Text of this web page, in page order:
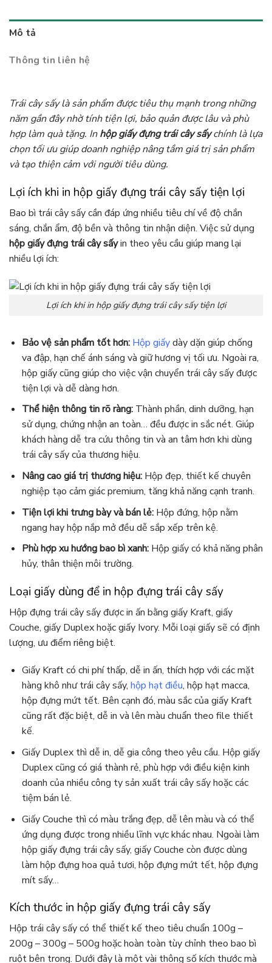
Mô tả
Thông tin liên hệ
Trái cây sấy là sản phẩm được tiêu thụ mạnh trong những
năm gần đây nhờ tính tiện lợi, bảo quản được lâu và phù
hợp làm quà tặng. Inhộp giấy đựng trái cây sấychính là lựa
chọn tối ưu giúp doanh nghiệp nâng tầm giá trị sản phẩm
và tạo thiện cảm với người tiêu dùng.
Lợi ích khi in hộp giấy đựng trái cây sấy tiện lợi
Bao bì trái cây sấy cần đáp ứng nhiều tiêu chí về độ chắn
sáng, chắn ẩm, độ bền và thông tin nhận diện. Việc sử dụng
hộp giấy đựng trái cây sấyin theo yêu cầu giúp mang lại
nhiều lợi ích:
Lợi ích khi in hộp giấy đựng trái cây sấy tiện lợi
Bảo vệ sản phẩm tốt hơn: Hộp giấydày dặn giúp chống
va đập, hạn chế ánh sáng và giữ hương vị tối ưu. Ngoài ra,
hộp giấy cũng giúp cho việc vận chuyển trái cây sấy được
tiện lợi và dễ dàng hơn.
Thể hiện thông tin rõ ràng:Thành phần, dinh dưỡng, hạn
sử dụng, chứng nhận an toàn… đều được in sắc nét. Giúp
khách hàng dễ tra cứu thông tin và an tâm hơn khi dùng
trái cây sấy của thương hiệu.
Nâng cao giá trị thương hiệu: Hộp đẹp, thiết kế chuyên
nghiệp tạo cảm giác premium, tăng khả năng cạnh tranh.
Tiện lợi khi trưng bày và bán lẻ:Hộp đứng, hộp nằm
ngang hay hộp nắp mở đều dễ sắp xếp trên kệ.
Phù hợp xu hướng bao bì xanh:Hộp giấy có khả năng phân
hủy, thân thiện môi trường.
Loại giấy dùng để in hộp đựng trái cây sấy
Hộp đựng trái cây sấy được in ấn bằng giấy Kraft, giấy
Couche, giấy Duplex hoặc giấy Ivory. Mỗi loại giấy sẽ có định
lượng, ưu điểm riêng biệt.
Giấy Kraft có chi phí thấp, dễ in ấn, thích hợp với các mặt
hàng khô như trái cây sấy, hộp hạt điều, hộp hạt macca,
hộp đựng mứt tết. Bên cạnh đó, màu sắc của giấy Kraft
cũng rất đặc biệt, dễ in và lên màu chuẩn theo file thiết
kế.
Giấy Duplex thì dễ in, dễ gia công theo yêu cầu. Hộp giấy
Duplex cũng có giá thành rẻ, phù hợp với điều kiện kinh
doanh của nhiều công ty sản xuất trái cây sấy hoặc các
tiệm bán lẻ.
Giấy Couche thì có màu trắng đẹp, dễ lên màu và có thể
ứng dụng được trong nhiều lĩnh vực khác nhau. Ngoài làm
hộp giấy đựng trái cây sấy, giấy Couche còn được dùng
làm hộp đựng hoa quả tươi, hộp đựng mứt tết, hộp đựng
mít sấy…
Kích thước in hộp giấy đựng trái cây sấy
Hộp trái cây sấy có thể thiết kế theo tiêu chuẩn 100g –
200g – 300g – 500g hoặc hoàn toàn tùy chỉnh theo bao bì
ruột bên trong. Dưới đây là một vài thông số kích thước mà